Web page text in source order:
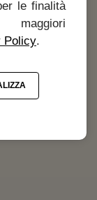
le finalità
maggiori
Policy.